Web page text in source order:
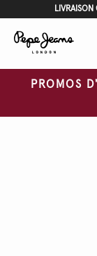
LIVRAISON
PROMOS